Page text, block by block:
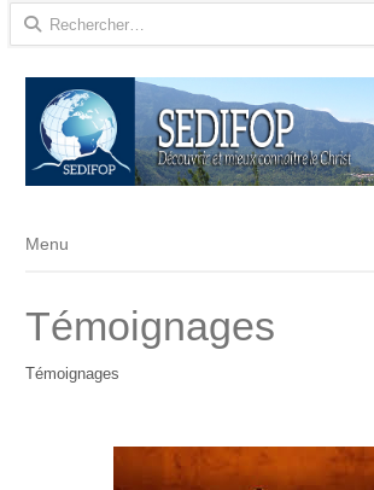
Rechercher :
Menu
Menu
Témoignages
Témoignages